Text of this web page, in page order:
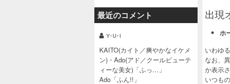
最近のコメント
Y･U･I
KAITO(カイト／爽やかなイケメ
ン)・Ado(アド／クールビューテ
ィーな美女)「ふっ…」
Ado「ふん!!」
出現
ホ
いわゆ
なお、
か表示
いつも